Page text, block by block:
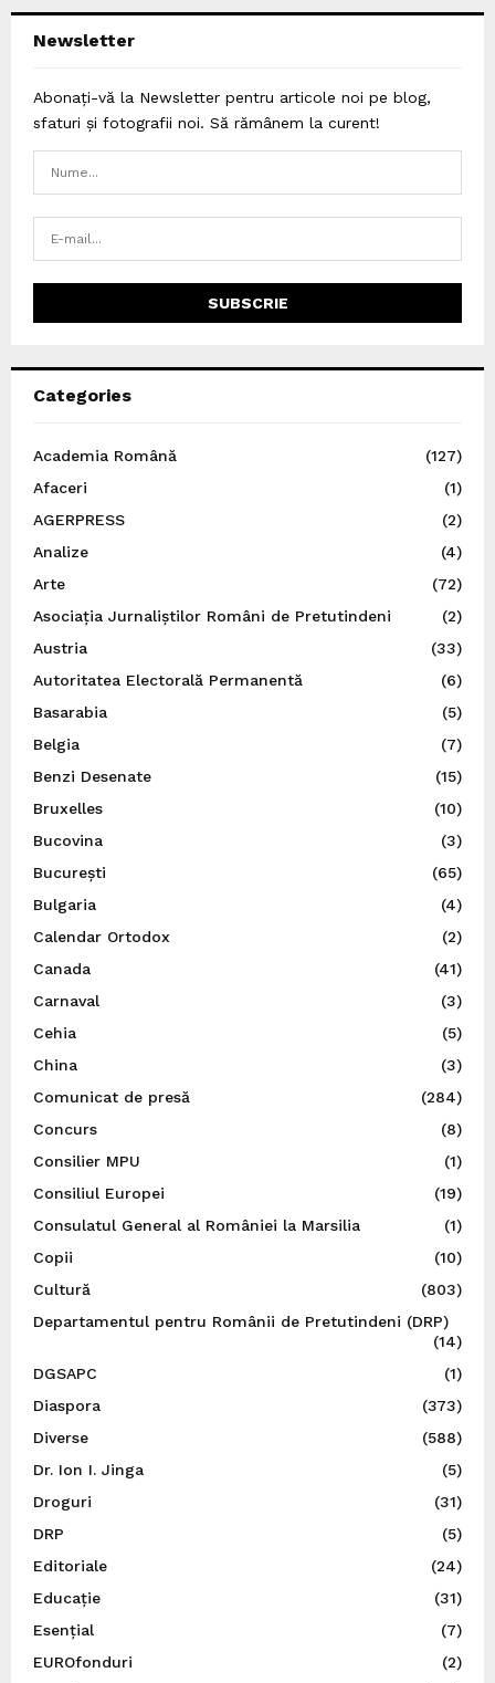
Newsletter
Abonați-vă la Newsletter pentru articole noi pe blog,
sfaturi și fotografii noi. Să rămânem la curent!
Categories
Academia Română
(127)
Afaceri
(1)
AGERPRESS
(2)
Analize
(4)
Arte
(72)
Asociația Jurnaliștilor Români de Pretutindeni
(2)
Austria
(33)
Autoritatea Electorală Permanentă
(6)
Basarabia
(5)
Belgia
(7)
Benzi Desenate
(15)
Bruxelles
(10)
Bucovina
(3)
București
(65)
Bulgaria
(4)
Calendar Ortodox
(2)
Canada
(41)
Carnaval
(3)
Cehia
(5)
China
(3)
Comunicat de presă
(284)
Concurs
(8)
Consilier MPU
(1)
Consiliul Europei
(19)
Consulatul General al României la Marsilia
(1)
Copii
(10)
Cultură
(803)
Departamentul pentru Românii de Pretutindeni (DRP)
(14)
DGSAPC
(1)
Diaspora
(373)
Diverse
(588)
Dr. Ion I. Jinga
(5)
Droguri
(31)
DRP
(5)
Editoriale
(24)
Educație
(31)
Esențial
(7)
EUROfonduri
(2)